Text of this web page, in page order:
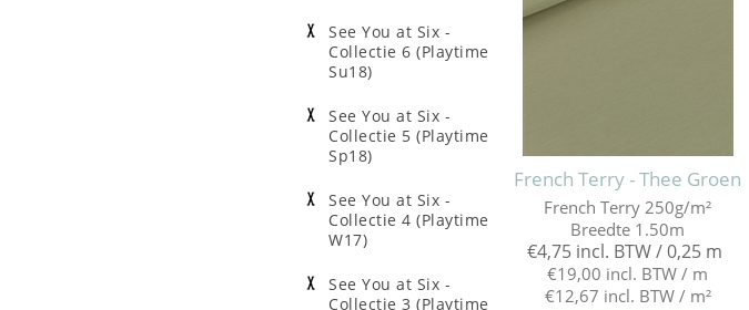
French Terry - Thee Groen
French Terry 250g/m²
Breedte 1.50m
€4,75 incl. BTW / 0,25 m
€19,00 incl. BTW / m
€12,67 incl. BTW / m²
See You at Six -
Collectie 6 (Playtime
Su18)
See You at Six -
Collectie 5 (Playtime
Sp18)
See You at Six -
Collectie 4 (Playtime
W17)
See You at Six -
Collectie 3 (Playtime